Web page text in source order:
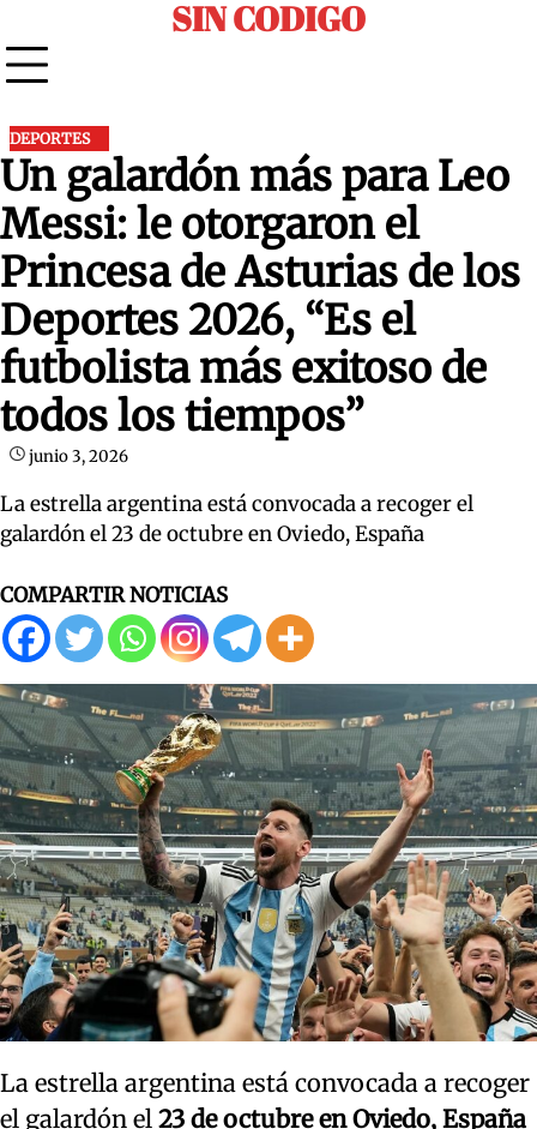
to
content
SIN CODIGO
DEPORTES
Un galardón más para Leo
Messi: le otorgaron el
Princesa de Asturias de los
Deportes 2026, “Es el
futbolista más exitoso de
todos los tiempos”
junio 3, 2026
La estrella argentina está convocada a recoger el
galardón el 23 de octubre en Oviedo, España
COMPARTIR NOTICIAS
La estrella argentina está convocada a recoger
el galardón el 23 de octubre en Oviedo, España